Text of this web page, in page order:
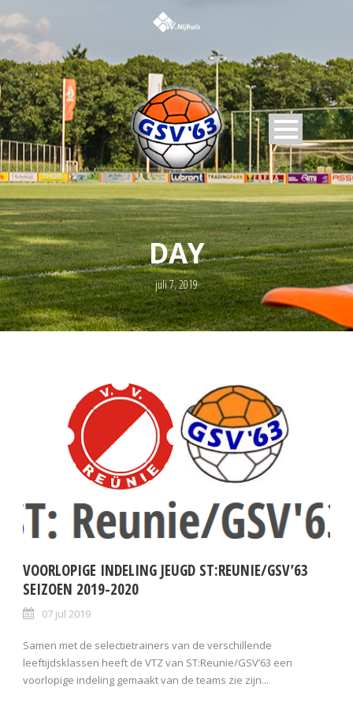
DAY
juli 7, 2019
VOORLOPIGE INDELING JEUGD ST:REUNIE/GSV’63
SEIZOEN 2019-2020
07 jul 2019
Samen met de selectietrainers van de verschillende
leeftijdsklassen heeft de VTZ van ST:Reunie/GSV’63 een
voorlopige indeling gemaakt van de teams zie zijn...